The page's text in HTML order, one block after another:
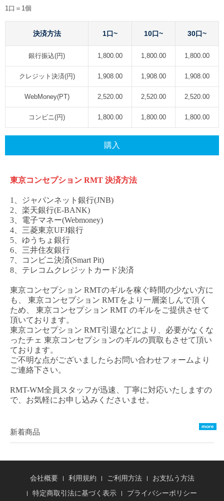
1口＝1個
決済方法 1口~ 10口~ 30口~
銀行振込(円) 1,800.00 1,800.00 1,800.00
クレジット決済(円) 1,908.00 1,908.00 1,908.00
WebMoney(PT) 2,520.00 2,520.00 2,520.00
コンビニ(円) 1,800.00 1,800.00 1,800.00
購入
東京コンセプション RMT 決済方法
1、ジャパンネット銀行(JNB)
2、楽天銀行(E-BANK)
3、電子マネー(Webmoney)
4、三菱東京UFJ銀行
5、ゆうちょ銀行
6、三井住友銀行
7、コンビニ決済(Smart Pit)
8、テレコムクレジットカード決済
東京コンセプション RMTのギルを稼ぐ時間の少ない方に
も、
東京コンセプション RMTをより一層楽しんで頂く
ため、
東京コンセプション RMT のギルをご提供させて
頂いております。
東京コンセプション RMT引退などにより、必要がなくな
ったチェ 東京コンセプションのギルの買取もさせて頂い
ております。
ご不明な点がございましたらお問い合わせフォームより
ご連絡下さい。
RMT-WM全員スタッフが迅速、丁寧に対応いたしますの
で、お気軽にお申し込みくださいませ。
more
新着商品
会社概要 利用規約 ご利用方法
お支払う方法
特定商取引法に基づく表示
プライバシーポリシー